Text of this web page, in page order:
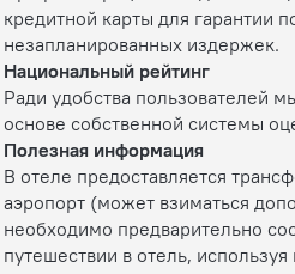
кредитной карты для гарантии
незапланированных издержек.
Национальный рейтинг
Ради удобства пользователей
основе собственной системы
Полезная информация
В отеле предоставляется
аэропорт (может взиматься
необходимо предварительно
путешествии в отель,